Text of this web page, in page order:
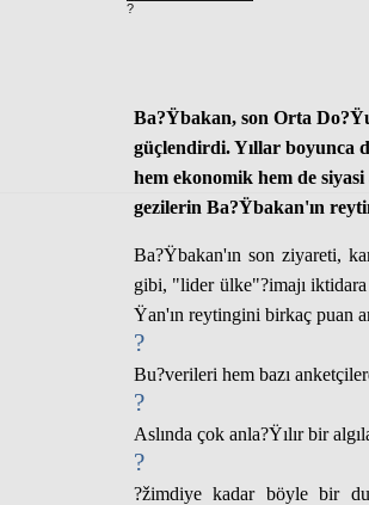
?
Ba?Ÿbakan, son Orta
güçlendirdi. Yıllar boyunca
hem ekonomik hem de
gezilerin Ba?Ÿbakan'ın
Ba?Ÿbakan'ın son ziyareti,
gibi, "lider ülke"?imajı
Ÿan'ın reytingini birkaç puan
?
Bu?verileri hem bazı
?
Aslında çok anla?Ÿılır bir
?
?žimdiye kadar böyle bir